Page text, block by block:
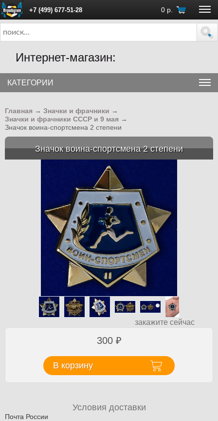
+7 (499) 677-51-28 0 р.
ПН - ПТ с 10:00 до 18:00 (Москва)
Интернет-магазин:
КАТЕГОРИИ
Главная → Значки и фрачники →
Значки и фрачники СССР и 9 мая →
Значок воина-спортсмена 2 степени
Значок воина-спортсмена 2 степени
закажите сейчас
300 ₽
В корзину
Условия доставки
Почта России